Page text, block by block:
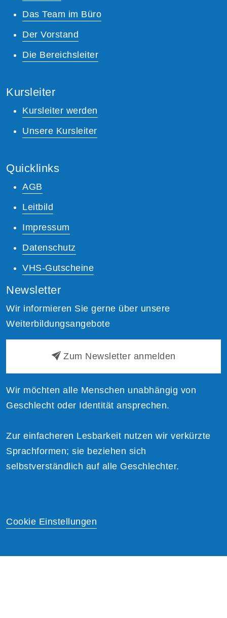
Das Team im Büro
Der Vorstand
Die Bereichsleiter
Kursleiter
Kursleiter werden
Unsere Kursleiter
Quicklinks
AGB
Leitbild
Impressum
Datenschutz
VHS-Gutscheine
Newsletter
Wir informieren Sie gerne über unsere
Weiterbildungsangebote
Zum Newsletter anmelden
Wir möchten alle Menschen unabhängig von
Geschlecht oder Identität ansprechen.
Zur einfacheren Lesbarkeit nutzen wir verkürzte
Sprachformen; sie beziehen sich
selbstverständlich auf alle Geschlechter.
Cookie Einstellungen